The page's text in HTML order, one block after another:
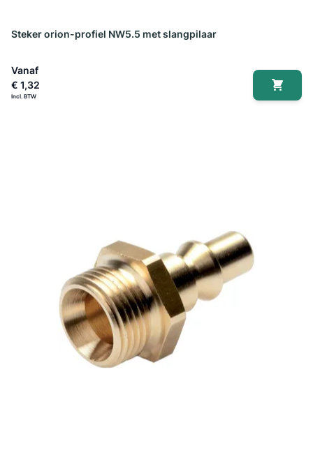
Steker orion-profiel NW5.5 met slangpilaar
Vanaf
€ 1,32